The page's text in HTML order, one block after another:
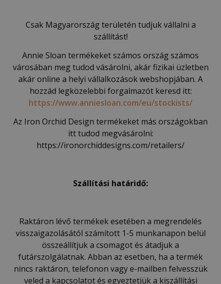
Csak Magyarország területén tudjuk vállalni a
szállítást!
Annie Sloan termékeket számos ország számos
városában meg tudod vásárolni, akár fizikai üzletben
akár online a helyi vállalkozások webshopjában. A
hozzád legközelebbi forgalmazót keresd itt:
https://www.anniesloan.com/eu/stockists/
Az Iron Orchid Design termékeket más országokban
itt tudod megvásárolni:
https://ironorchiddesigns.com/retailers/
Szállítási határidő:
Raktáron lévő termékek esetében a megrendelés
visszaigazolásától számított 1-5 munkanapon belül
összeállítjuk a csomagot és átadjuk a
futárszolgálatnak. Abban az esetben, ha a termék
nincs raktáron, telefonon vagy e-mailben felvesszük
veled a kapcsolatot és egyeztetjük a kiszállítási